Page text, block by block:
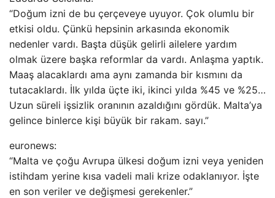
“Doğum izni de bu çerçeveye uyuyor. Çok olumlu bir
etkisi oldu. Çünkü hepsinin arkasında ekonomik
nedenler vardı. Başta düşük gelirli ailelere yardım
olmak üzere başka reformlar da vardı. Anlaşma yaptık.
Maaş alacaklardı ama aynı zamanda bir kısmını da
tutacaklardı. İlk yılda üçte iki, ikinci yılda %45 ve %25…
Uzun süreli işsizlik oranının azaldığını gördük. Malta’ya
gelince binlerce kişi büyük bir rakam. sayı.”
euronews:
“Malta ve çoğu Avrupa ülkesi doğum izni veya yeniden
istihdam yerine kısa vadeli mali krize odaklanıyor. İşte
en son veriler ve değişmesi gerekenler.”